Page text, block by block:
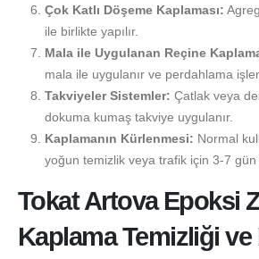
Çok Katlı Döşeme Kaplaması:
ile birlikte yapılır.
Mala ile Uygulanan Reçine
mala ile uygulanır ve perdahlama
Takviyeler Sistemler: Çatlak veya
dokuma kumaş takviye uygulanır.
Kaplamanın Kürlenmesi: Normal
yoğun temizlik veya trafik için 3-7 gün
Tokat Artova Epoksi
Kaplama Temizliği ve